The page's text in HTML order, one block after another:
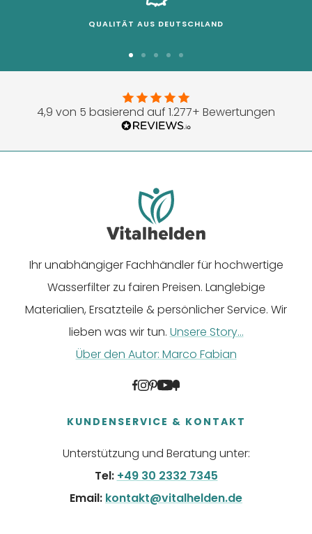
QUALITÄT AUS DEUTSCHLAND
1
gehen
2
gehen
3
gehen
4
gehen
5
gehen
4,9 von 5 basierend auf 1.277+ Bewertungen
Ihr unabhängiger Fachhändler für hochwertige
Wasserfilter zu fairen Preisen. Langlebige
Materialien, Ersatzteile & persönlicher Service. Wir
lieben was wir tun. Unsere Story...
Über den Autor: Marco Fabian
KUNDENSERVICE & KONTAKT
Unterstützung und Beratung unter:
Tel: +49 30 2332 7345
Email: kontakt@vitalhelden.de